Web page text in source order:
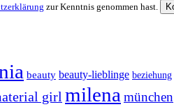
zur Kenntnis genommen hast.
beauty beauty-lieblinge beziehung
girl milena münchen